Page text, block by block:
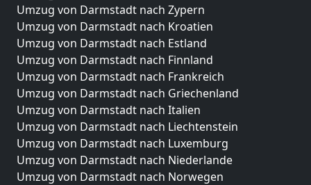
Umzug von Darmstadt nach Zypern
Umzug von Darmstadt nach Kroatien
Umzug von Darmstadt nach Estland
Umzug von Darmstadt nach Finnland
Umzug von Darmstadt nach Frankreich
Umzug von Darmstadt nach Griechenland
Umzug von Darmstadt nach Italien
Umzug von Darmstadt nach Liechtenstein
Umzug von Darmstadt nach Luxemburg
Umzug von Darmstadt nach Niederlande
Umzug von Darmstadt nach Norwegen